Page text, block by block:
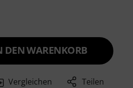
DEN WARENKORB
Vergleichen Teilen